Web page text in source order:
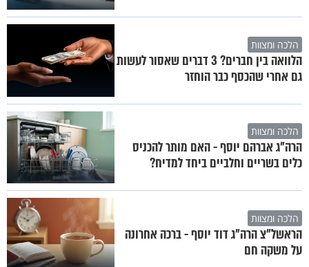
הלכה ומצוות
הלוואה בין חברים? 3 דברים שאסור לעשות
גם אחרי שהכסף כבר הוחזר
הלכה ומצוות
הרה"ג אברהם יוסף - האם מותר להכניס
כלים בשריים וחלביים ביחד למדיח?
הלכה ומצוות
הראשל"צ הרה"ג דוד יוסף - ברכה אחרונה
על משקה חם